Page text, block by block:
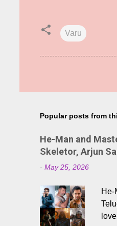
Varu
Popular posts from
He-Man and
Skeletor, Arjun
- May 25, 2026
He-